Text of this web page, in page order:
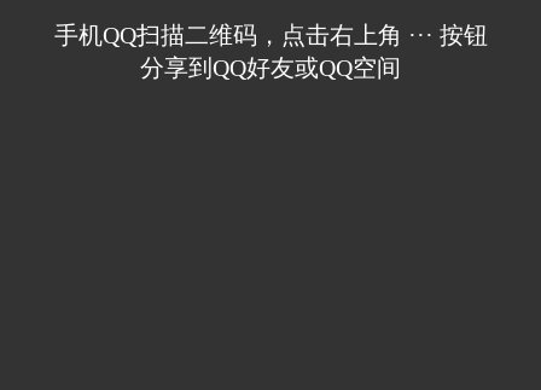
手机QQ扫描二维码，点击右上角 ··· 按钮
分享到QQ好友或QQ空间